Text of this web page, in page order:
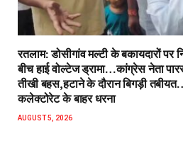
रतलाम: डोसीगांव मल्टी के बकायदारों
बीच हाई वोल्टेज ड्रामा…कांग्रेस नेता
तीखी बहस,हटाने के दौरान बिगड़ी
कलेक्टोरेट के बाहर धरना
AUGUST 5, 2026